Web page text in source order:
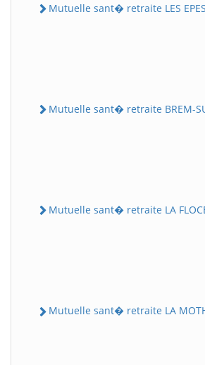
Mutuelle sant� retraite LES
Mutuelle sant� retraite BREM-
Mutuelle sant� retraite LA
Mutuelle sant� retraite LA